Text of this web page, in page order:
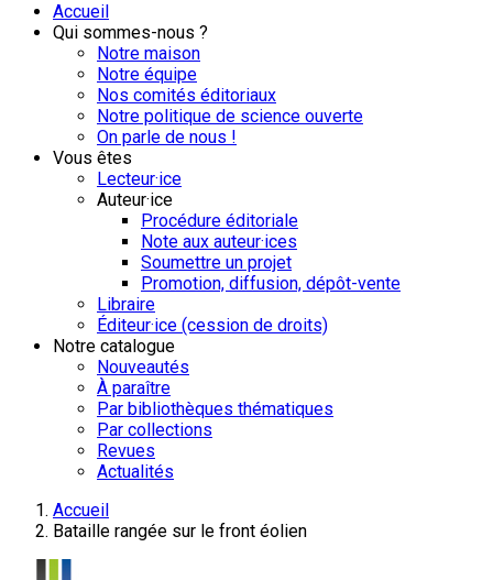
Accueil
Qui sommes-nous ?
Notre maison
Notre équipe
Nos comités éditoriaux
Notre politique de science ouverte
On parle de nous !
Vous êtes
Lecteur·ice
Auteur·ice
Procédure éditoriale
Note aux auteur·ices
Soumettre un projet
Promotion, diffusion, dépôt-vente
Libraire
Éditeur·ice (cession de droits)
Notre catalogue
Nouveautés
À paraître
Par bibliothèques thématiques
Par collections
Revues
Actualités
Accueil
Bataille rangée sur le front éolien